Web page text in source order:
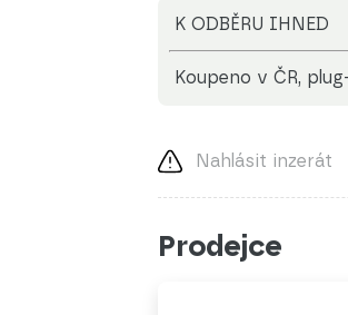
K ODBĚRU IHNED
koupeno v ČR,
Nahlásit inzerát
Prodejce